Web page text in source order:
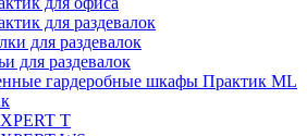
для раздевалок
для раздевалок
для раздевалок
гардеробные шкафы Практик ML
T